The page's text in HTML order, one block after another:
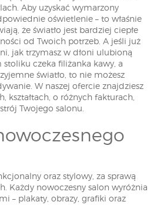
Aby uzyskać wymarzony
oświetlenie – to właśnie
że światło jest bardziej ciepłe
od Twoich potrzeb. A jeśli już
jak trzymasz w dłoni ulubioną
stoliku czeka filiżanka kawy, a
światło, to nie możesz
W naszej ofercie znajdziesz
kształtach, o różnych fakturach,
Twojego salonu.
oraz stylowy, za sprawą
Każdy nowoczesny salon wyróżnia
– plakaty, obrazy, grafiki oraz